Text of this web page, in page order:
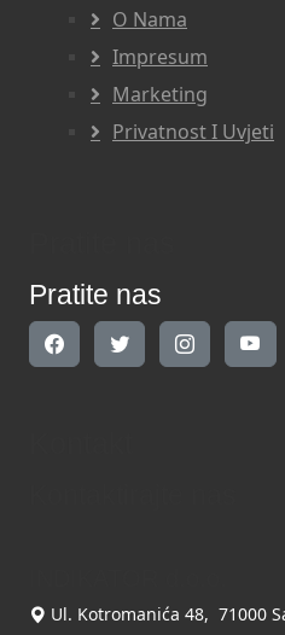
O Nama
Impresum
Marketing
Privatnost I Uvjeti
Pratite nas
Ul. Kotromanića 48, 71000